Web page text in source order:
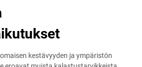
kestävyyden ja ympäristön